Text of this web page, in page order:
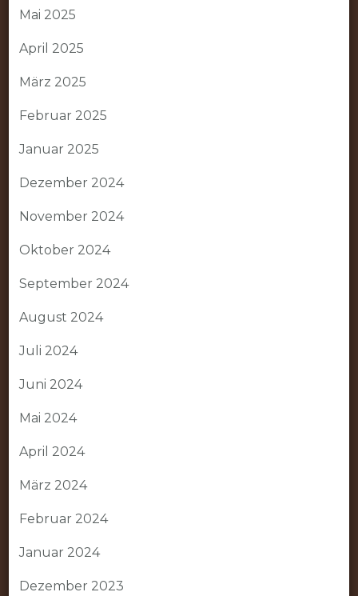
Mai 2025
April 2025
März 2025
Februar 2025
Januar 2025
Dezember 2024
November 2024
Oktober 2024
September 2024
August 2024
Juli 2024
Juni 2024
Mai 2024
April 2024
März 2024
Februar 2024
Januar 2024
Dezember 2023